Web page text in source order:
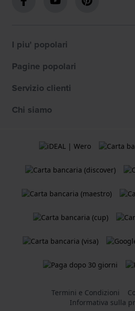
I piu' popolari
Pagine popolari
Servizio clienti
Chi siamo
Termini e Condizioni
Informativa sulla